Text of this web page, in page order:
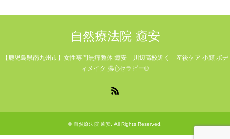
自然療法院 癒安
【鹿児島県南九州市】女性専門無痛整体 癒安 川辺高校近く 産後ケア 小顔 ボデ
ィメイク 腸心セラピー®
© 自然療法院 癒安 . All Rights Reserved.